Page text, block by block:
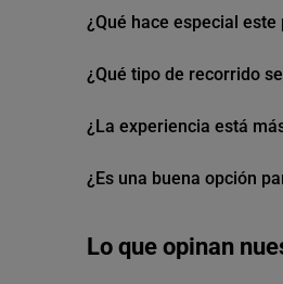
¿Qué hace especial
¿Qué tipo de recorrido
¿La experiencia está
¿Es una buena opción
Lo que opinan